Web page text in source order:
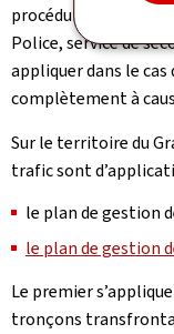
procédures à suivre
Police, service de
appliquer dans le cas
complètement à
Sur le territoire du
trafic sont
le plan de gestion
le plan de gestion
Le premier
tronçons